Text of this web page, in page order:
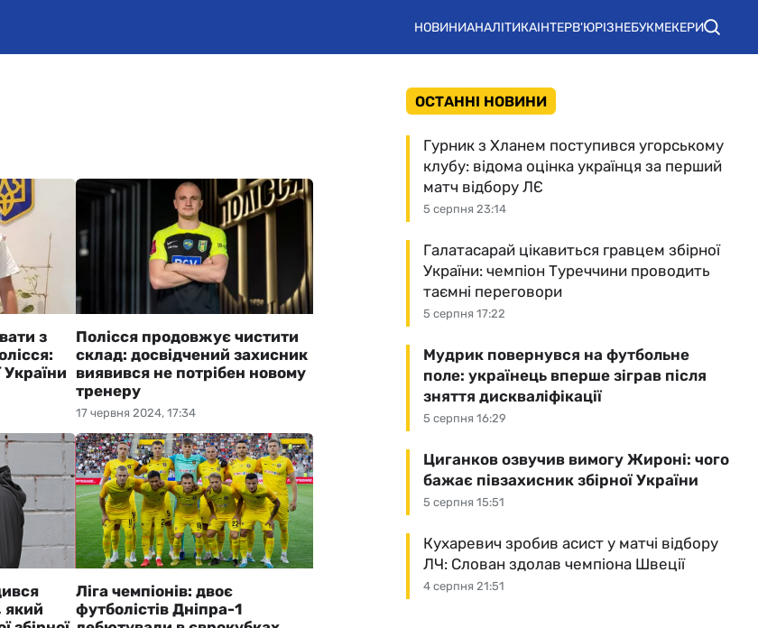
НОВИНИАНАЛІТИКАІНТЕРВ'ЮРІЗНЕБУКМЕКЕРИ
з
17 червня 2024, 17:34
Полісся продовжує чистити
склад: досвідчений захисник
виявився не потрібен новому
тренеру
який
Ліга чемпіонів: двоє
футболістів Дніпра-1
ОСТАННІ НОВИНИ
5 серпня 23:14
Гурник з Хланем поступився угорському
клубу: відома оцінка українця за перший
матч відбору ЛЄ
5 серпня 17:22
Галатасарай цікавиться гравцем збірної
України: чемпіон Туреччини проводить
таємні переговори
5 серпня 16:29
Мудрик повернувся на футбольне
поле: українець вперше зіграв після
зняття дискваліфікації
5 серпня 15:51
Циганков озвучив вимогу Жироні: чого
бажає півзахисник збірної України
4 серпня 21:51
Кухаревич зробив асист у матчі відбору
ЛЧ: Слован здолав чемпіона Швеції